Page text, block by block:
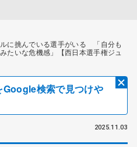
に挑んでいる選手がいる 「自分も
たいな危機感」【西日本選手権ジュ
検索で見つけや
2025.11.03